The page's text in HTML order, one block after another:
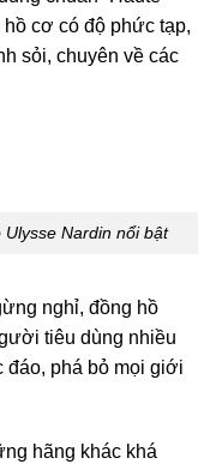
hồ cơ có độ phức tạp,
sỏi, chuyên về các
Nardin nổi bật
nghỉ, đồng hồ
tiêu dùng nhiều
đáo, phá bỏ mọi giới
hãng khác khá